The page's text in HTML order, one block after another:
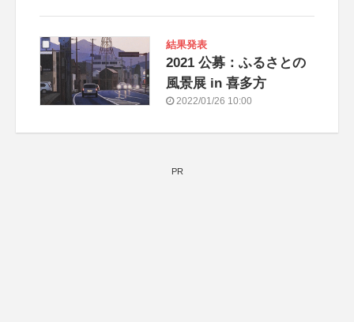
結果発表
2021 公募：ふるさとの
風景展 in 喜多方
2022/01/26 10:00
PR